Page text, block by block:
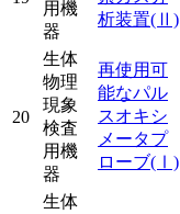
用機
器
析装置(Ⅱ)
20
生体
物理
現象
検査
用機
器
再使用可
能なパル
スオキシ
メータプ
ローブ(Ⅰ)
生体